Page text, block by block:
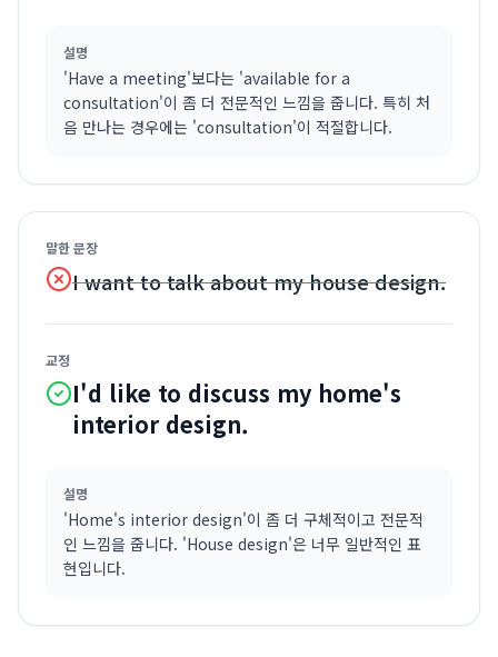
설명
'Have a meeting'보다는 'available for a
consultation'이 좀 더 전문적인 느낌을 줍니다. 특히 처
음 만나는 경우에는 'consultation'이 적절합니다.
말한 문장
I want to talk about my house design.
교정
I'd like to discuss my home's
interior design.
설명
'Home's interior design'이 좀 더 구체적이고 전문적
인 느낌을 줍니다. 'House design'은 너무 일반적인 표
현입니다.